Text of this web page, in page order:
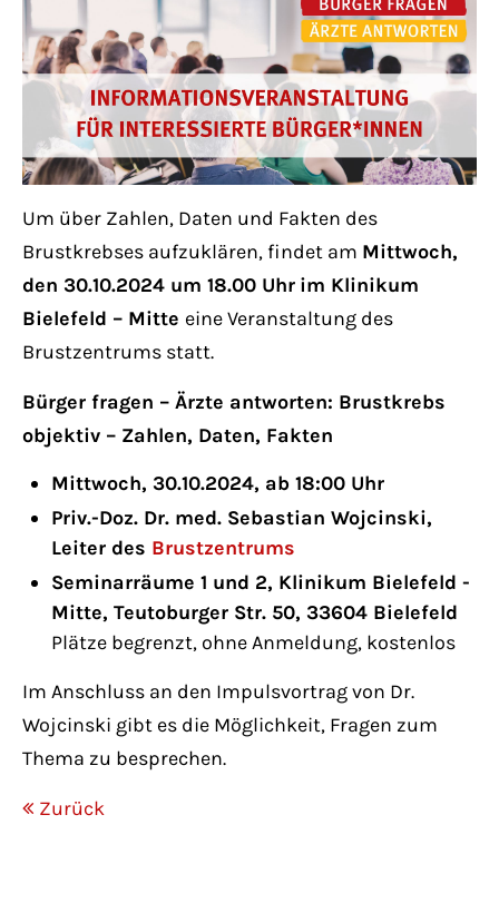
Lorem ipsum dolor sit amet:
24h/ 365days
We offer support for our customers
Get in touch
Cybersteel Inc.
376-293 City Road, Suite 600
San Francisco, CA 94102
Have any questions?
+44 1234 567 890
Drop us a line
info@yourdomain.com
About us
Lorem ipsum dolor sit amet, consectetuer
Um über Zahlen, Daten und Fakten des
Brustkrebses aufzuklären, findet am Mittwoch,
den 30.10.2024 um 18.00 Uhr im Klinikum
Bielefeld – Mitte eine Veranstaltung des
Brustzentrums statt.
Bürger fragen – Ärzte antworten: Brustkrebs
objektiv – Zahlen, Daten, Fakten
Mittwoch, 30.10.2024, ab 18:00 Uhr
Priv.-Doz. Dr. med. Sebastian Wojcinski,
Leiter des Brustzentrums
Seminarräume 1 und 2, Klinikum Bielefeld -
Mitte, Teutoburger Str. 50, 33604 Bielefeld
Plätze begrenzt, ohne Anmeldung, kostenlos
Im Anschluss an den Impulsvortrag von Dr.
Wojcinski gibt es die Möglichkeit, Fragen zum
Thema zu besprechen.
Zurück